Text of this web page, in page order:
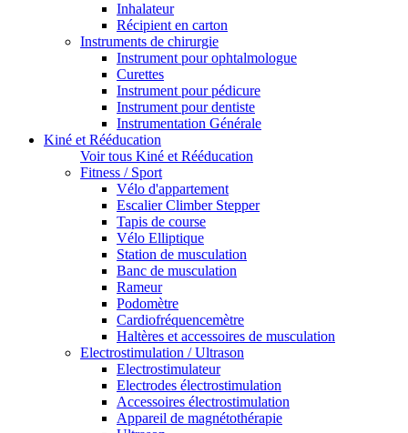
Inhalateur
Récipient en carton
Instruments de chirurgie
Instrument pour ophtalmologue
Curettes
Instrument pour pédicure
Instrument pour dentiste
Instrumentation Générale
Kiné et Rééducation
Voir tous Kiné et Rééducation
Fitness / Sport
Vélo d'appartement
Escalier Climber Stepper
Tapis de course
Vélo Elliptique
Station de musculation
Banc de musculation
Rameur
Podomètre
Cardiofréquencemètre
Haltères et accessoires de musculation
Electrostimulation / Ultrason
Electrostimulateur
Electrodes électrostimulation
Accessoires électrostimulation
Appareil de magnétothérapie